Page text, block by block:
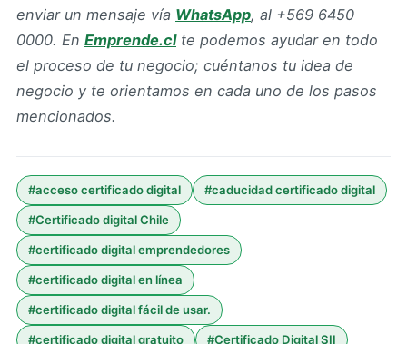
enviar un mensaje vía WhatsApp, al +569 6450
0000. En Emprende.clte podemos ayudar en todo
el proceso de tu negocio; cuéntanos tu idea de
negocio y te orientamos en cada uno de los pasos
mencionados.
#acceso certificado digital #caducidad certificado digital
#Certificado digital Chile
#certificado digital emprendedores
#certificado digital en línea
#certificado digital fácil de usar.
#certificado digital gratuito #Certificado Digital SII